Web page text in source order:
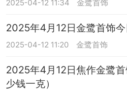
2025-04-12 11:34 金鹭首饰
2025年4月12日金鹭首饰
2025-04-12 11:20 金鹭首饰
2025年4月12日焦作金鹭
少钱一克）